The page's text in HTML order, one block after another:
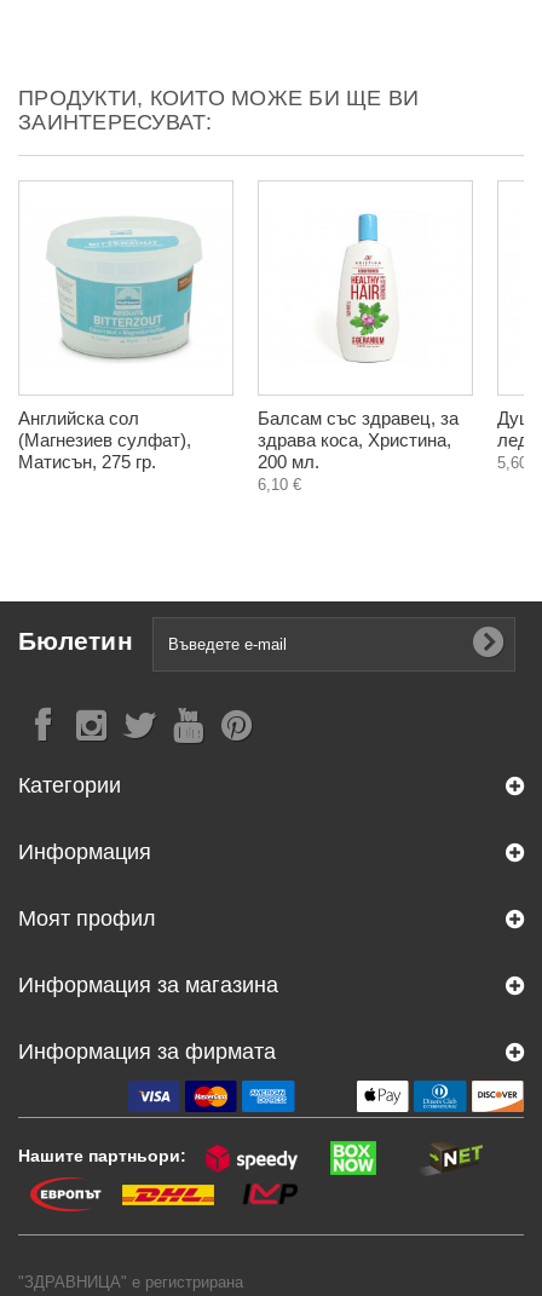
ПРОДУКТИ, КОИТО МОЖЕ БИ ЩЕ ВИ
ЗАИНТЕРЕСУВАТ:
Английска сол
(Магнезиев сулфат),
Матисън, 275 гр.
Балсам със здравец, за
здрава коса, Христина,
200 мл.
6,10 €
Душ
5,60 €
Бюлетин
Категории
Информация
Моят профил
Информация за магазина
Информация за фирмата
Нашите партньори:
"ЗДРАВНИЦА" е регистрирана